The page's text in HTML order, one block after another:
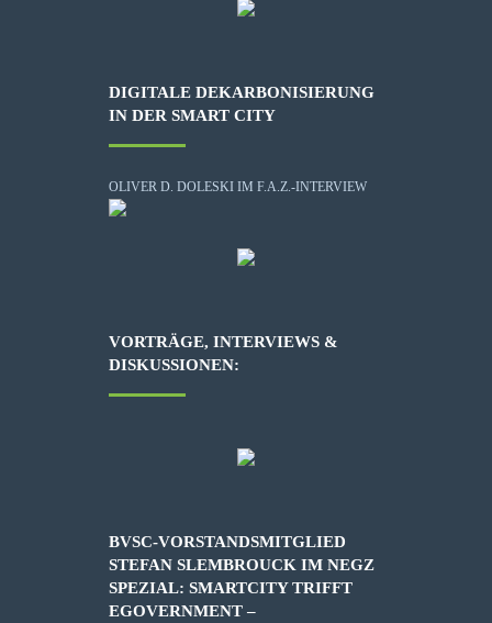
DIGITALE DEKARBONISIERUNG
IN DER SMART CITY
OLIVER D. DOLESKI IM F.A.Z.-INTERVIEW
VORTRÄGE, INTERVIEWS &
DISKUSSIONEN:
BVSC-VORSTANDSMITGLIED
STEFAN SLEMBROUCK IM NEGZ
SPEZIAL: SMARTCITY TRIFFT
EGOVERNMENT –